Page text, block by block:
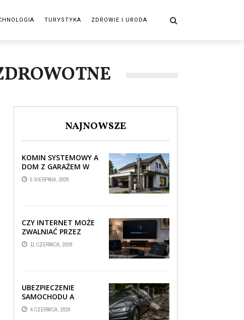
TURYSTYKA ZDROWIE I URODA
NAJNOWSZE
KOMIN SYSTEMOWY A
DOM Z GARAŻEM W
BRYLE – JAK STREFA
TECHNICZNA WPŁYWA
5 SIERPNIA, 2026
CZY INTERNET MOŻE
ZWALNIAĆ PRZEZ
AUTOMATYCZNE
AKTUALIZACJE
11 CZERWCA, 2026
UBEZPIECZENIE
SAMOCHODU A
SZKODA PO
USZKODZENIU AUTA
4 CZERWCA, 2026